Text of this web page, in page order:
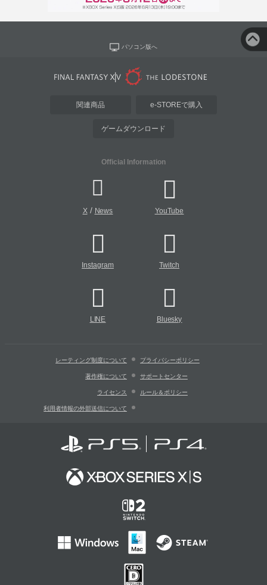
パソコン版へ
関連商品 e-STOREで購入
ゲームダウンロード
Official Information
X/ News YouTube
Instagram Twitch
LINE Bluesky
レーティング制度について プライバシーポリシー
著作権について サポートセンター
ライセンス ルール＆ポリシー
利用者情報の外部送信について